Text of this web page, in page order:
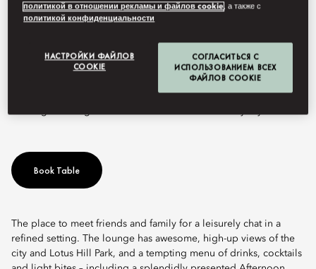
View All
LIAN LOUNGE
Book Table
The place to meet friends and family for a leisurely chat in a
refined setting. The lounge has awesome, high-up views of the
city and Lotus Hill Park, and a tempting menu of drinks, cocktails
политикой в отношении рекламы и файлов cookie, а также с
политикой конфиденциальности
НАСТРОЙКИ ФАЙЛОВ
COOKIE
СОГЛАСИТЬСЯ С
ИСПОЛЬЗОВАНИЕМ ВСЕХ
ФАЙЛОВ COOKIE